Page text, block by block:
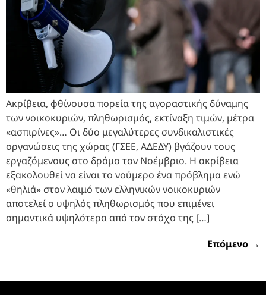
Ακρίβεια, φθίνουσα πορεία της αγοραστικής δύναμης
των νοικοκυριών, πληθωρισμός, εκτίναξη τιμών, μέτρα
«ασπιρίνες»… Οι δύο μεγαλύτερες συνδικαλιστικές
οργανώσεις της χώρας (ΓΣΕΕ, ΑΔΕΔΥ) βγάζουν τους
εργαζόμενους στο δρόμο τον Νοέμβριο. Η ακρίβεια
εξακολουθεί να είναι το νούμερο ένα πρόβλημα ενώ
«θηλιά» στον λαιμό των ελληνικών νοικοκυριών
αποτελεί ο υψηλός πληθωρισμός που επιμένει
σημαντικά υψηλότερα από τον στόχο της […]
Επόμενο →